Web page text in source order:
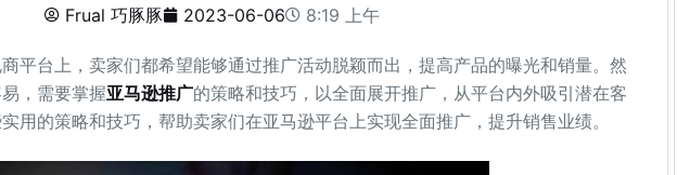
Frual 巧豚豚 2023-06-06 8:19 上午
平台上，卖家们都希望能够通过推广活动脱颖而出，提高产品的曝光和销量。然
，需要掌握亚马逊推广的策略和技巧，以全面展开推广，从平台内外吸引潜在客
用的策略和技巧，帮助卖家们在亚马逊平台上实现全面推广，提升销售业绩。